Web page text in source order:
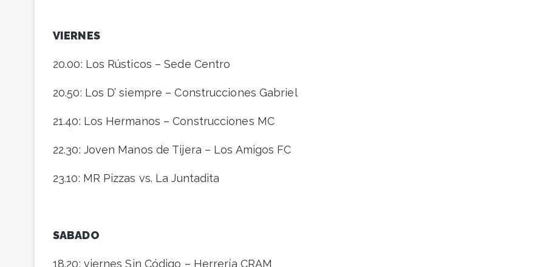
VIERNES
20.00: Los Rústicos – Sede Centro
20.50: Los D’ siempre – Construcciones Gabriel
21.40: Los Hermanos – Construcciones MC
22.30: Joven Manos de Tijera – Los Amigos FC
23.10: MR Pizzas vs. La Juntadita
SABADO
18.20: viernes Sin Código – Herrería CRAM